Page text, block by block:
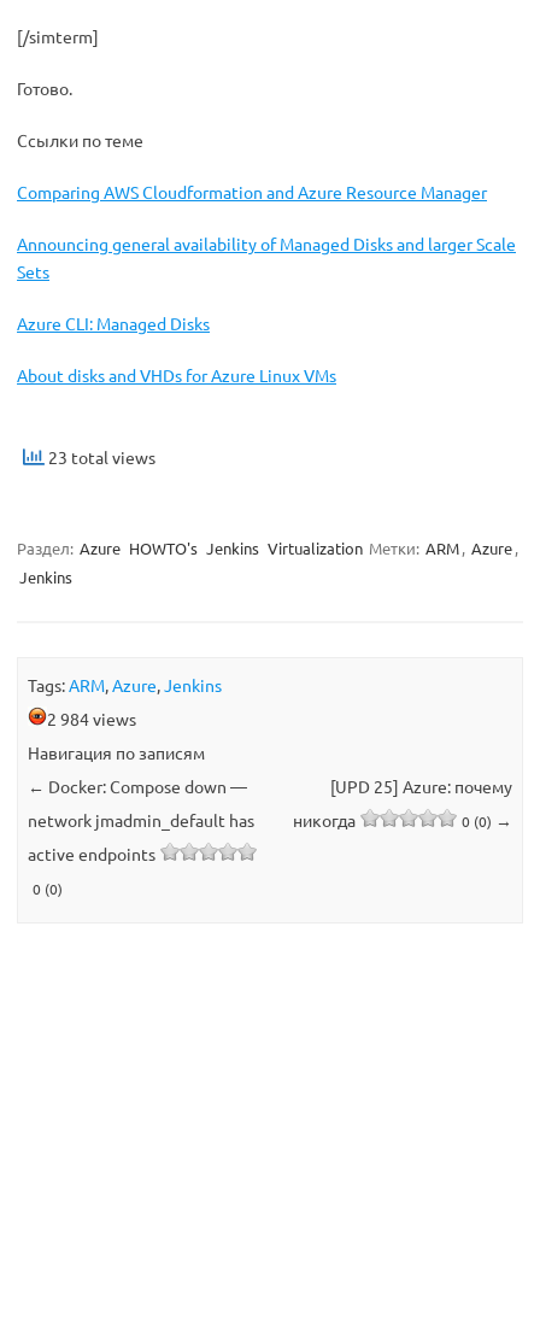
[/simterm]
Готово.
Ссылки по теме
Comparing AWS Cloudformation and Azure Resource Manager
Announcing general availability of Managed Disks and larger Scale
Sets
Azure CLI: Managed Disks
About disks and VHDs for Azure Linux VMs
23 total views
Раздел: Azure HOWTO's Jenkins Virtualization Метки: ARM, Azure,
Jenkins
Tags:ARM,Azure,Jenkins
2 984 views
Навигация по записям
← Docker: Compose down —
network jmadmin_default has
active endpoints
0 (0)
[UPD 25] Azure: почему
никогда
0 (0) →